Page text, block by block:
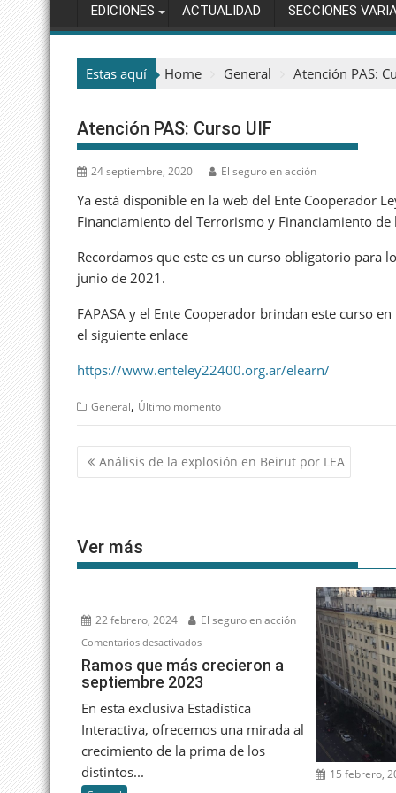
EDICIONES ACTUALIDAD SECCIONES
Estas aquí Home General Atención PAS:
Atención PAS: Curso UIF
24 septiembre, 2020 El seguro en acción
Ya está disponible en la web del Ente Cooperador
Financiamiento del Terrorismo y Financiamiento
Recordamos que este es un curso obligatorio para
junio de 2021.
FAPASA y el Ente Cooperador brindan este curso
el siguiente enlace
https://www.enteley22400.org.ar/elearn/
General, Último momento
Navegación
de
Análisis de la explosión en Beirut por LEA
Ver más
22 febrero, 2024 El seguro en acción
Comentarios desactivadosen
Ramos
que
más
a
septiembre
Ramos que más crecieron a
septiembre 2023
En esta exclusiva Estadística
Interactiva, ofrecemos una mirada al
crecimiento de la prima de los
distintos...
15 febrero,